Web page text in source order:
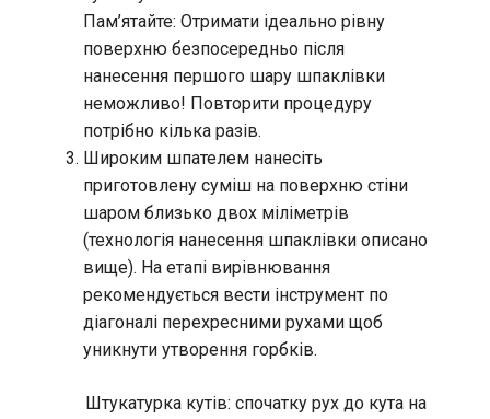
Пам’ятайте: Отримати ідеально рівну
поверхню безпосередньо після
нанесення першого шару шпаклівки
неможливо! Повторити процедуру
потрібно кілька разів.
Широким шпателем нанесіть
приготовлену суміш на поверхню стіни
шаром близько двох міліметрів
(технологія нанесення шпаклівки описано
вище). На етапі вирівнювання
рекомендується вести інструмент по
діагоналі перехресними рухами щоб
уникнути утворення горбків.
Штукатурка кутів: спочатку рух до кута на